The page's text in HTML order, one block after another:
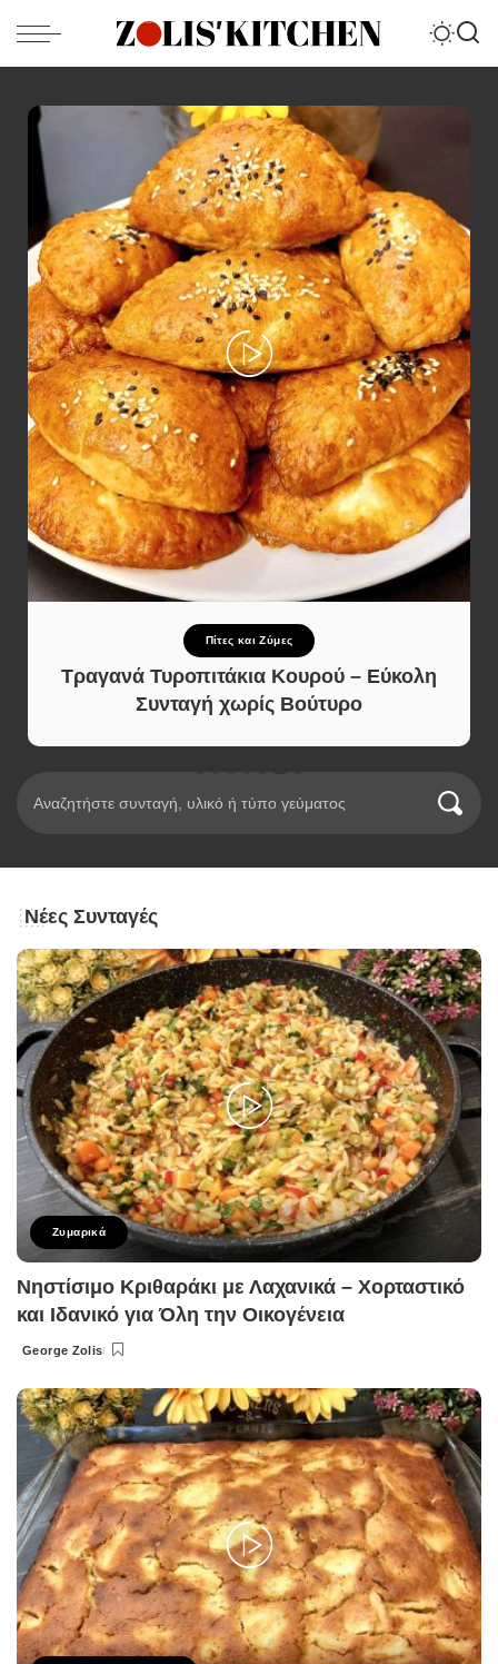
Πίτες και Ζύμες
Τραγανά Τυροπιτάκια Κουρού – Εύκολη
Συνταγή χωρίς Βούτυρο
Νέες Συνταγές
Ζυμαρικά
Νηστίσιμο Κριθαράκι με Λαχανικά – Χορταστικό
και Ιδανικό για Όλη την Οικογένεια
Posted
George Zolis